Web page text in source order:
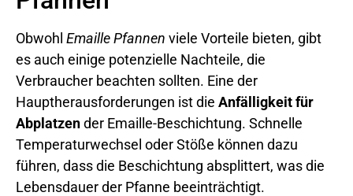
Obwohl Emaille Pfannen viele Vorteile bieten, gibt
es auch einige potenzielle Nachteile, die
Verbraucher beachten sollten. Eine der
Hauptherausforderungen ist die Anfälligkeit für
Abplatzender Emaille-Beschichtung. Schnelle
Temperaturwechsel oder Stöße können dazu
führen, dass die Beschichtung absplittert, was die
Lebensdauer der Pfanne beeinträchtigt.